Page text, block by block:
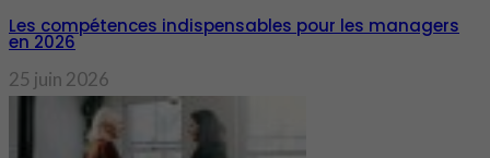
Les compétences indispensables pour les managers
en 2026
25 juin 2026